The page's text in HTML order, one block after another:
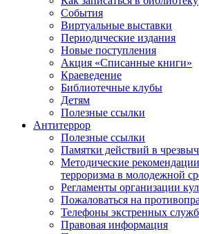
События
Виртуальные выставки
Периодические издания
Новые поступления
Акция «Списанные книги»
Краеведение
Библиотечные клубы
Детям
Полезные ссылки
Антитеррор
Полезные ссылки
Памятки действий в
Методические
терроризма в молодежной
Регламенты организации
Пожаловаться на
Телефоны экстренных служб
Правовая информация